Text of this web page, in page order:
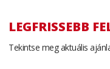
LEGFRISSEBB
Tekintse meg aktuális